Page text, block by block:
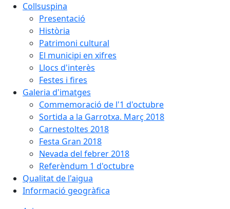
Collsuspina
Presentació
Història
Patrimoni cultural
El municipi en xifres
Llocs d'interès
Festes i fires
Galeria d'imatges
Commemoració de l'1 d'octubre
Sortida a la Garrotxa. Març 2018
Carnestoltes 2018
Festa Gran 2018
Nevada del febrer 2018
Referèndum 1 d'octubre
Qualitat de l'aigua
Informació geogràfica